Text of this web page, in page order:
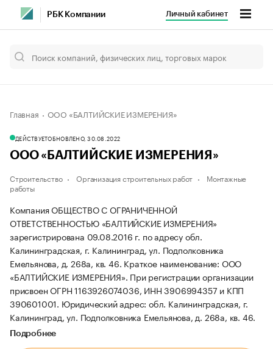
РБК Компании Личный кабинет
Главная ООО «БАЛТИЙСКИЕ ИЗМЕРЕНИЯ»
ДЕЙСТВУЕТОБНОВЛЕНО, 30.08.2022
ООО «БАЛТИЙСКИЕ ИЗМЕРЕНИЯ»
Строительство Организация строительных работ
Монтажные
работы
Компания ОБЩЕСТВО С ОГРАНИЧЕННОЙ
ОТВЕТСТВЕННОСТЬЮ «БАЛТИЙСКИЕ ИЗМЕРЕНИЯ»
зарегистрирована 09.08.2016 г. по адресу обл.
Калининградская, г. Калининград, ул. Подполковника
Емельянова, д. 268а, кв. 46. Краткое наименование: ООО
«БАЛТИЙСКИЕ ИЗМЕРЕНИЯ». При регистрации организации
присвоен ОГРН 1163926074036, ИНН 3906994357 и КПП
390601001. Юридический адрес: обл. Калининградская, г.
Калининград, ул. Подполковника Емельянова, д. 268а, кв. 46.
Подробнее